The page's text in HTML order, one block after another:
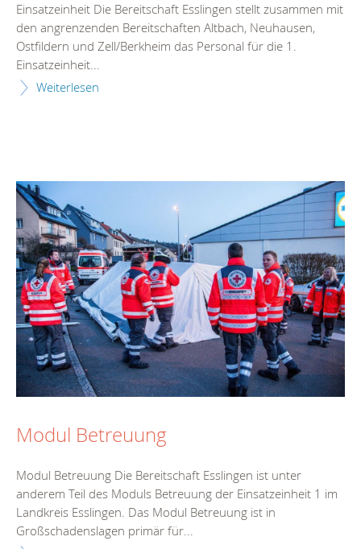
Einsatzeinheit Die Bereitschaft Esslingen stellt zusammen mit
den angrenzenden Bereitschaften Altbach, Neuhausen,
Ostfildern und Zell/Berkheim das Personal für die 1.
Einsatzeinheit...
Weiterlesen
Modul Betreuung
Modul Betreuung Die Bereitschaft Esslingen ist unter
anderem Teil des Moduls Betreuung der Einsatzeinheit 1 im
Landkreis Esslingen. Das Modul Betreuung ist in
Großschadenslagen primär für...